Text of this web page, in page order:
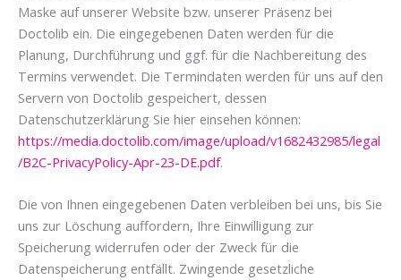
Maske auf unserer Website bzw. unserer Präsenz bei
Doctolib ein. Die eingegebenen Daten werden für die
Planung, Durchführung und ggf. für die Nachbereitung des
Termins verwendet. Die Termindaten werden für uns auf den
Servern von Doctolib gespeichert, dessen
Datenschutzerklärung Sie hier einsehen können:
https://media.doctolib.com/image/upload/v1682432985/legal
/B2C-PrivacyPolicy-Apr-23-DE.pdf.
Die von Ihnen eingegebenen Daten verbleiben bei uns, bis Sie
uns zur Löschung auffordern, Ihre Einwilligung zur
Speicherung widerrufen oder der Zweck für die
Datenspeicherung entfällt. Zwingende gesetzliche